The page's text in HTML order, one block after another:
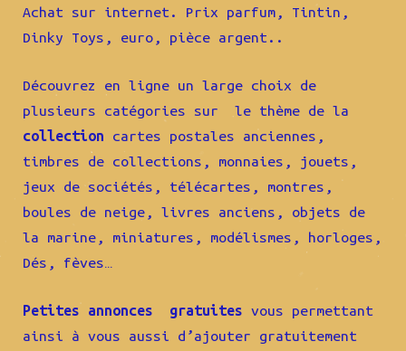
Achat sur internet. Prix parfum, Tintin,
Dinky Toys, euro, pièce argent..
Découvrez en ligne un large choix de
plusieurs catégories sur le thème de la
collection cartes postales anciennes,
timbres de collections, monnaies, jouets,
jeux de sociétés, télécartes, montres,
boules de neige, livres anciens, objets de
la marine, miniatures, modélismes, horloges,
Dés, fèves…
Petites annonces gratuites vous permettant
ainsi à vous aussi d’ajouter gratuitement